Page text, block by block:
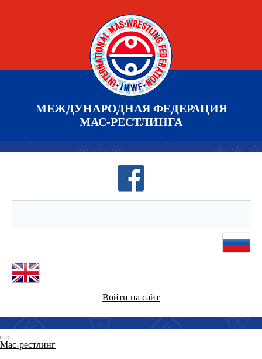
МЕЖДУНАРОДНАЯ ФЕДЕРАЦИЯ
МАС-РЕСТЛИНГА
Войти на сайт
Мас-рестлинг